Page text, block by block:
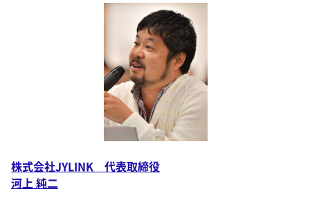
株式会社JYLINK 代表取締役
河上 純二